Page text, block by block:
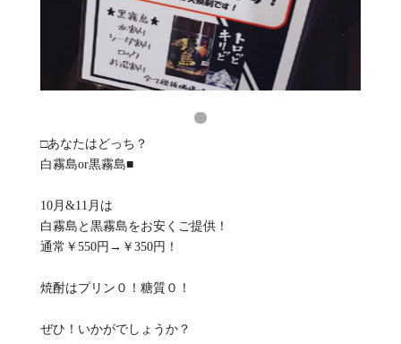
□あなたはどっち？
白霧島or黒霧島■
10月&11月は
白霧島と黒霧島をお安くご提供！
通常￥550円→￥350円！
焼酎はプリン０！糖質０！
ぜひ！いかがでしょうか？